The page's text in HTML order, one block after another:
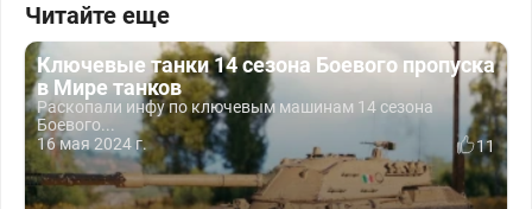
Читайте еще
Ключевые танки 14 сезона Боевого пропуска
в Мире танков
Раскопали инфу по ключевым машинам 14 сезона
Боевого...
16 мая 2024 г.
11